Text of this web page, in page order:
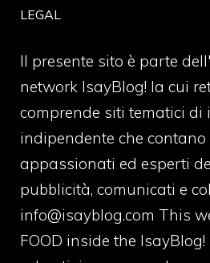
LEGAL
Il presente sito è parte
network IsayBlog! la cui
comprende siti tematici di
indipendente che
appassionati ed esperti
pubblicità, comunicati e
info@isayblog.com This
FOOD inside the